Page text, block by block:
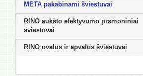
META pakabinami šviestuvai
RINO aukšto efektyvumo pramoniniai
šviestuvai
RINO ovalūs ir apvalūs šviestuvai